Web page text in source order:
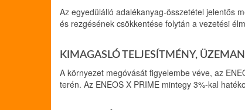
Az egyedülálló adalékanyag-összetétel jelentős
és rezgésének csökkentése folytán a vezetési
KIMAGASLÓ TELJESÍTMÉNY,
A környezet megóvását figyelembe véve, az
terén. Az ENEOS X PRIME mintegy 3%-kal